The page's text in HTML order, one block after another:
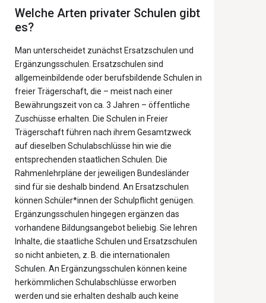
Welche Arten privater Schulen gibt
es?
Man unterscheidet zunächst Ersatzschulen und
Ergänzungsschulen. Ersatzschulen sind
allgemeinbildende oder berufsbildende Schulen in
freier Trägerschaft, die – meist nach einer
Bewährungszeit von ca. 3 Jahren – öffentliche
Zuschüsse erhalten. Die Schulen in Freier
Trägerschaft führen nach ihrem Gesamtzweck
auf dieselben Schulabschlüsse hin wie die
entsprechenden staatlichen Schulen. Die
Rahmenlehrpläne der jeweiligen Bundesländer
sind für sie deshalb bindend. An Ersatzschulen
können Schüler*innen der Schulpflicht genügen.
Ergänzungsschulen hingegen ergänzen das
vorhandene Bildungsangebot beliebig. Sie lehren
Inhalte, die staatliche Schulen und Ersatzschulen
so nicht anbieten, z. B. die internationalen
Schulen. An Ergänzungsschulen können keine
herkömmlichen Schulabschlüsse erworben
werden und sie erhalten deshalb auch keine